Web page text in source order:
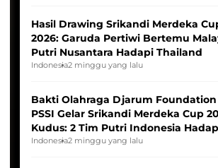
Hasil Drawing Srikandi Merdeka
2026: Garuda Pertiwi Bertemu
Putri Nusantara Hadapi Thailand
Indonesia2 minggu yang lalu
Bakti Olahraga Djarum
PSSI Gelar Srikandi Merdeka Cup
Kudus: 2 Tim Putri Indonesia
Tim Asia
Indonesia2 minggu yang lalu